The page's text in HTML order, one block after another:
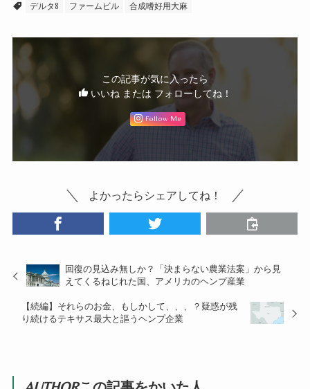
デルタ8
ファームビル 合成嗜好用大麻
この記事が気に入ったら
いいね または フォローしてね！
Follow Me
よかったらシェアしてね！
回復の見込み無しか？「決まらない農業法案」から見
えてくるねじれた国、アメリカのヘンプ産業
【続編】それらのお金、もしかして、、、？疑惑が残
り続けるテキサス最大と謳うヘンプ企業